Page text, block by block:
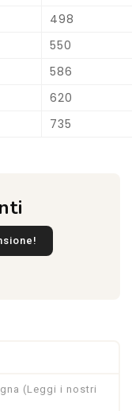
498
550
586
620
735